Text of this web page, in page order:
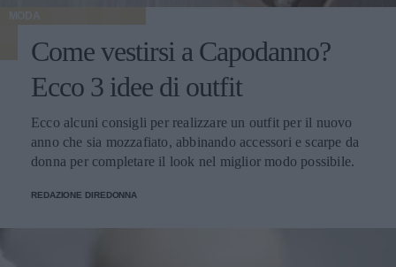
MODA
Come vestirsi a Capodanno?
Ecco 3 idee di outfit
Ecco alcuni consigli per realizzare un outfit per il nuovo
anno che sia mozzafiato, abbinando accessori e scarpe da
donna per completare il look nel miglior modo possibile.
REDAZIONE DIREDONNA